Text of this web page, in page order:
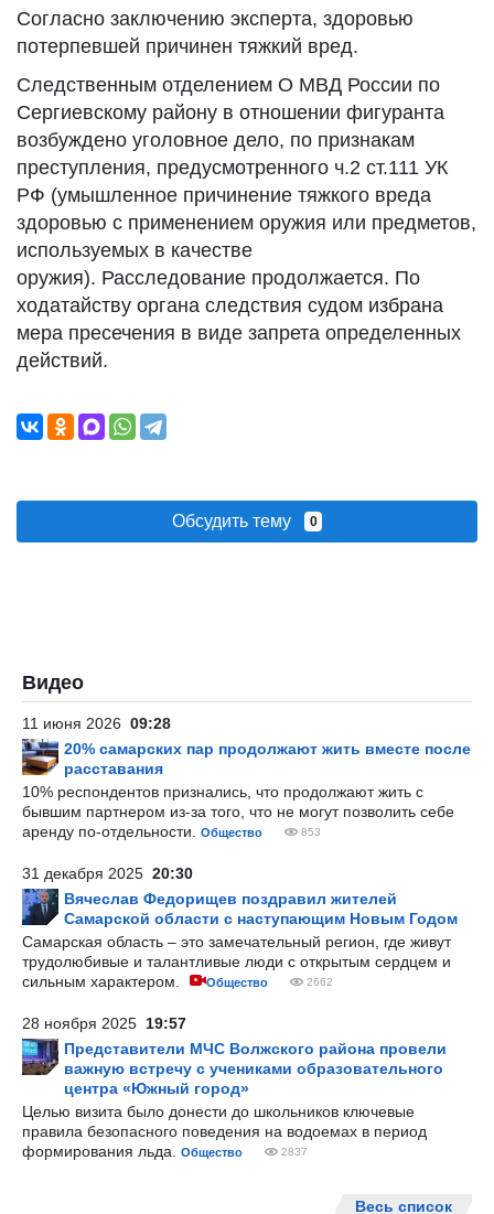
Согласно заключению эксперта, здоровью
потерпевшей причинен тяжкий вред.
Следственным отделением О МВД России по
Сергиевскому району в отношении фигуранта
возбуждено уголовное дело, по признакам
преступления, предусмотренного ч.2 ст.111 УК
РФ (умышленное причинение тяжкого вреда
здоровью с применением оружия или предметов,
используемых в качестве
оружия). Расследование продолжается. По
ходатайству органа следствия судом избрана
мера пресечения в виде запрета определенных
действий.
Обсудить тему 0
Видео
11 июня 2026 09:28
20% самарских пар продолжают жить вместе после
расставания
10% респондентов признались, что продолжают жить с
бывшим партнером из-за того, что не могут позволить себе
аренду по-отдельности.
Общество 853
31 декабря 2025 20:30
Вячеслав Федорищев поздравил жителей
Самарской области с наступающим Новым Годом
Самарская область – это замечательный регион, где живут
трудолюбивые и талантливые люди с открытым сердцем и
сильным характером.
Общество 2662
28 ноября 2025 19:57
Представители МЧС Волжского района провели
важную встречу с учениками образовательного
центра «Южный город»
Целью визита было донести до школьников ключевые
правила безопасного поведения на водоемах в период
формирования льда.
Общество 2837
Весь список